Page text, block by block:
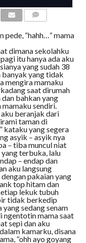
pede, “hahh…” mama
ke dalam mulutnya, “ohhh mah enak banget, emut terus mah” kataku sambil menikmati servisnya mama, karena aku belum ingin keluar aku segera menarik penisku dari mulutnya mama, dan aku lalu menarik mama dan aku baringkan di ranjangnya, aku mulai menciumi payudaranya yang padat dan berisi, “gede banget mah” kataku mengomentari payudaranya dan mama hanya melenguh saja, aku mulai menciumi putingnya yang pink dan menggairahkan itu dan payudara kanannya mulai kuemut kayak dulu aku masih bayi, dan yang kiri aku remas – remas, aku lalu berganti mengenyot yang kiri dan payudara kanan aku remas – remas, hanya desahan yang kudengar dari mama “nih ramuan hebat juga hehehe” kataku dalam hati, aku lalu lanjut menjilat perut mama yang rata dan mulus sambil tanganku meraba-raba pahanya dan sampailah ke bagian vagina, pertama aku masukkan kedua jariku dan aku tusuk-tusuk, “ouhh ayo masukkin, mama gak tahan” desah mama, dan aku yang sudah sangat on fire segera mengarahkan penisku ke lubang dimana aku lahir dulu, dan aku masukkin perlahan “ohh sempitnya” batinku, perlahan penisku masuk kedalam vagina dan kulihat mama hanya merem sambil mendesah kecil, dan akhirnya bless masuk semua aku langsung menggenjotnya dengan semangat, “ohhh… ohhhh yeahhhh…” desah mama saat penisku memompa vaginanya, kami berdua sudah penuh dengan keringat dan memang saat itu cuaca cukup panas, dan kondisi ini membuatku semakin semangat ngentotin mama, dan aku baru sadar mama maupun aku belum orgasme lalu aku mencabut penisku dan aku meminta ganti gaya Woman on Top, mama segera berdiri dan aku berbaring lalu mama menduduki penisku dan dengan mudah masuk kedalam vaginanya dan mama mulai menggoyangnya, “ayo mah goyang trus ohh yeah mantep nih” ceracauku sambil meremas – remas payudaranya yang bergoyang bebas, tidak lama mama mulai mendesah cukup keras dan penisku seperti disiram cairan, rupanya mama orgasme “wahh mama udah orgasme, ahh sial aku belum sekarang mama nungging aku pengen maen gaya anjing” kataku, mama menurut saja dan aku segera membelakangi mama dan langsung aku sodok vagina mama yang basah kuyup itu, tidak lupa aku remas – remas pantat dan vaginanya. sekitar 10 menit aku main doggy style, aku merasa mau keluar tapi aku tidak berani menyemburkan maniku ke vaginannya, aku cabut penisku dan aku arahkan ke lubang anusnya mama, aku masukkin kepalanya saja “ohhh mama ini maniku, aku semburin ke pantat yaa”, “yaa gapapa sayang” dan crott crot crott, maniku menyembur di dalam pantatnya, tapi aku baru ingat orgasme kedua efek baru hilang, aku minta mama tetep nungging lalu aku menuju dapur dan kuambil satu buah wortel, dan wortel itu aku masukin ke vagina mama dan kusodok – sodok cukup keras, tidak lama mama orgasme kedua dan seperti yang dikatakan temenku, mama langsung tertidur dan segera aku membersihkan vagina dan lubang anusnya dari lendir lalu kupakaikan pakaian ke mama. sekitar jam 4 sore mama terbangun, “aduh kok mama rasanya capek banget yaa” katanya, “mungkin mama tidurnya lama, makanya rasanya capek hehe” kataku, “mungkin yaa” kata mama yang segera menuju dapur untuk menyiapkan makan malam. malamnya aku ingin ngentot lagi, aku lalu menyebar bau – bauan nya di sela pintunya mama, sebelumnya kulihat mama masih pake kaos dan celana pendek, kutunggu 5 menit dan setelah lewat 5 menit aku segera melepas semua bajuku dan aku masuk ke kamar mama, m